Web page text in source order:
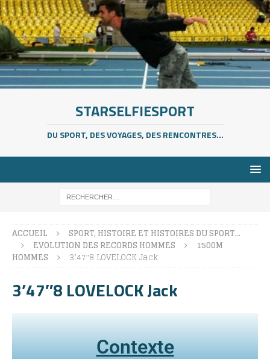
STARSELFIESPORT
DU SPORT, DES VOYAGES, DES RENCONTRES...
ACCUEIL
SPORT, HISTOIRE ET HISTOIRES DU SPORT…
EVOLUTION DES RECORDS HOMMES
1500M
HOMMES
3’47″8 LOVELOCK Jack
3’47″8 LOVELOCK Jack
Contexte